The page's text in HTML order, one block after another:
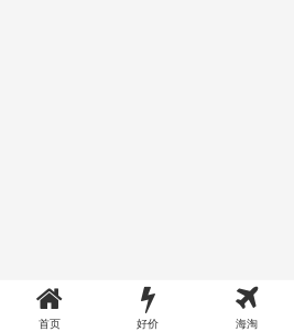
首页 好价 海淘